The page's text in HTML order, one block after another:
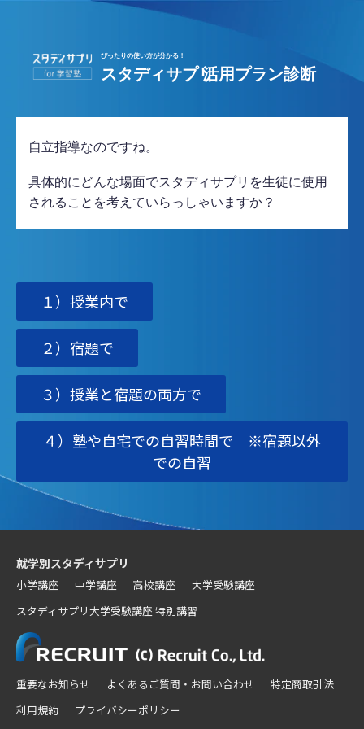
自立指導なのですね。
具体的にどんな場面でスタディサプリを生徒に使用
されることを考えていらっしゃいますか？
１）授業内で
２）宿題で
３）授業と宿題の両方で
４）塾や自宅での自習時間で ※宿題以外
での自習
就学別スタディサプリ
小学講座 中学講座 高校講座
大学受験講座
スタディサプリ大学受験講座 特別講習
重要なお知らせ よくあるご質問・お問い合わせ
特定商取引法
利用規約
プライバシーポリシー